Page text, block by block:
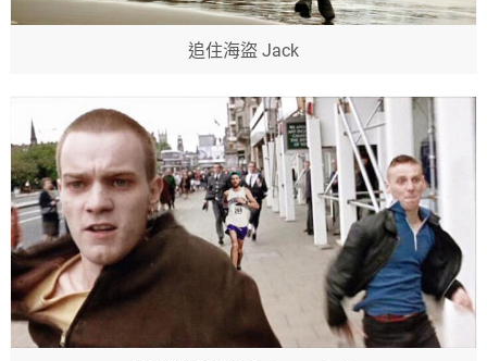
追住海盜 Jack